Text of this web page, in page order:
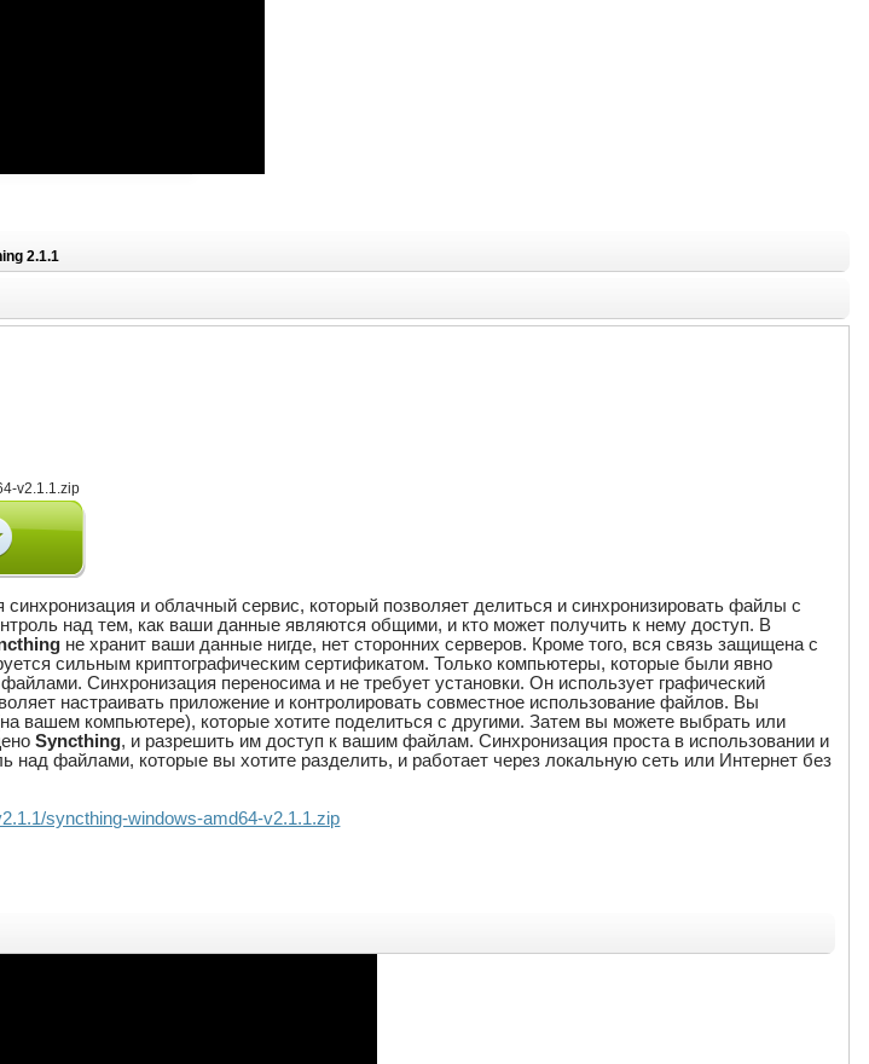
2.1.1
v2.1.1.zip
синхронизация и облачный сервис, который позволяет делиться и синхронизировать файлы с
над тем, как ваши данные являются общими, и кто может получить к нему доступ. В
не хранит ваши данные нигде, нет сторонних серверов. Кроме того, вся связь защищена с
сильным криптографическим сертификатом. Только компьютеры, которые были явно
Синхронизация переносима и не требует установки. Он использует графический
настраивать приложение и контролировать совместное использование файлов. Вы
вашем компьютере), которые хотите поделиться с другими. Затем вы можете выбрать или
Syncthing, и разрешить им доступ к вашим файлам. Синхронизация проста в использовании и
над файлами, которые вы хотите разделить, и работает через локальную сеть или Интернет без
syncthing-windows-amd64-v2.1.1.zip